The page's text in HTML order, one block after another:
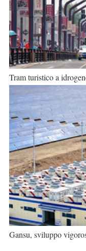
Tram turistico a
Gansu, sviluppo